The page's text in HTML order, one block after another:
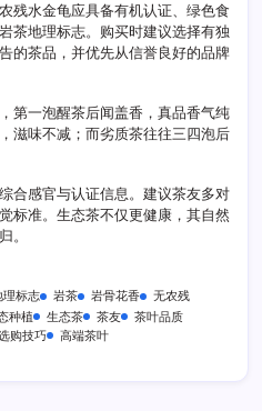
残水金龟应具备有机认证、绿色食
茶地理标志。购买时建议选择有独
的茶品，并优先从信誉良好的品牌
第一泡醒茶后闻盖香，真品香气纯
滋味不减；而劣质茶往往三四泡后
合感官与认证信息。建议茶友多对
标准。生态茶不仅更健康，其自然
。
理标志 岩茶 岩骨花香
无农残
种植 生态茶 茶友
茶叶品质
购技巧 高端茶叶